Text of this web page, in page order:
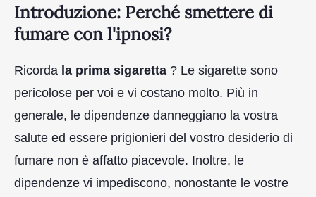
Introduzione: Perché smettere di
fumare con l'ipnosi?
Ricorda la prima sigaretta ? Le sigarette sono
pericolose per voi e vi costano molto. Più in
generale, le dipendenze danneggiano la vostra
salute ed essere prigionieri del vostro desiderio di
fumare non è affatto piacevole. Inoltre, le
dipendenze vi impediscono, nonostante le vostre